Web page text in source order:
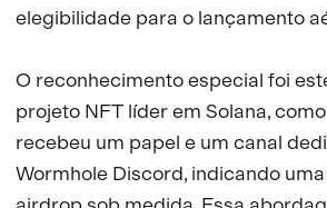
elegibilidade para o lançamento
O reconhecimento especial foi
projeto NFT líder em Solana,
recebeu um papel e um canal
Wormhole Discord, indicando